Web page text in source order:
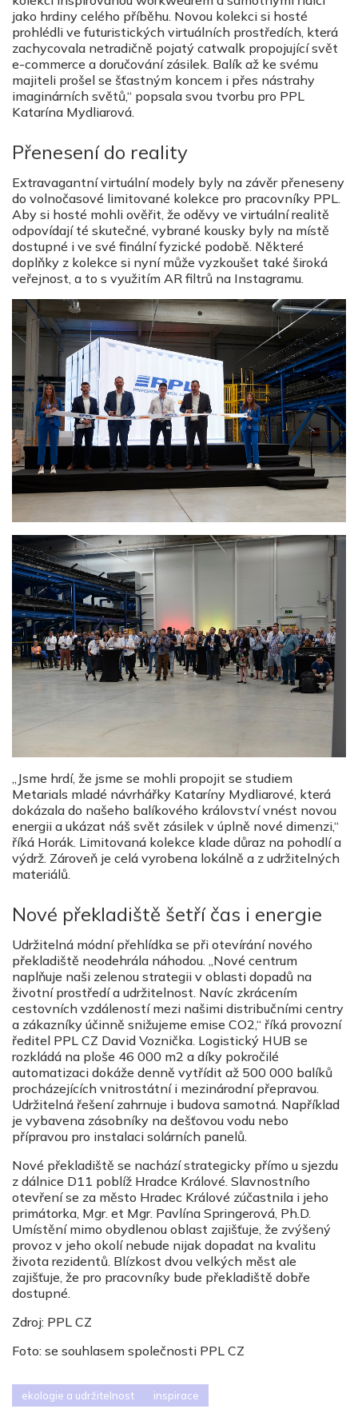
jako hrdiny celého příběhu. Novou kolekci si hosté
prohlédli ve futuristických virtuálních prostředích, která
zachycovala netradičně pojatý catwalk propojující svět
e-commerce a doručování zásilek. Balík až ke svému
majiteli prošel se šťastným koncem i přes nástrahy
imaginárních světů,“ popsala svou tvorbu pro PPL
Katarína Mydliarová.
Přenesení do reality
Extravagantní virtuální modely byly na závěr přeneseny
do volnočasové limitované kolekce pro pracovníky PPL.
Aby si hosté mohli ověřit, že oděvy ve virtuální realitě
odpovídají té skutečné, vybrané kousky byly na místě
dostupné i ve své finální fyzické podobě. Některé
doplňky z kolekce si nyní může vyzkoušet také široká
veřejnost, a to s využitím AR filtrů na Instagramu.
„Jsme hrdí, že jsme se mohli propojit se studiem
Metarials mladé návrhářky Kataríny Mydliarové, která
dokázala do našeho balíkového království vnést novou
energii a ukázat náš svět zásilek v úplně nové dimenzi,“
říká Horák. Limitovaná kolekce klade důraz na pohodlí a
výdrž. Zároveň je celá vyrobena lokálně a z udržitelných
materiálů.
Nové překladiště šetří čas i energie
Udržitelná módní přehlídka se při otevírání nového
překladiště neodehrála náhodou. „Nové centrum
naplňuje naši zelenou strategii v oblasti dopadů na
životní prostředí a udržitelnost. Navíc zkrácením
cestovních vzdáleností mezi našimi distribučními centry
a zákazníky účinně snižujeme emise CO2,“ říká provozní
ředitel PPL CZ David Voznička. Logistický HUB se
rozkládá na ploše 46 000 m2 a díky pokročilé
automatizaci dokáže denně vytřídit až 500 000 balíků
procházejících vnitrostátní i mezinárodní přepravou.
Udržitelná řešení zahrnuje i budova samotná. Například
je vybavena zásobníky na dešťovou vodu nebo
přípravou pro instalaci solárních panelů.
Nové překladiště se nachází strategicky přímo u sjezdu
z dálnice D11 poblíž Hradce Králové. Slavnostního
otevření se za město Hradec Králové zúčastnila i jeho
primátorka, Mgr. et Mgr. Pavlína Springerová, Ph.D.
Umístění mimo obydlenou oblast zajišťuje, že zvýšený
provoz v jeho okolí nebude nijak dopadat na kvalitu
života rezidentů. Blízkost dvou velkých měst ale
zajišťuje, že pro pracovníky bude překladiště dobře
dostupné.
Zdroj: PPL CZ
Foto: se souhlasem společnosti PPL CZ
ekologie a udržitelnost inspirace